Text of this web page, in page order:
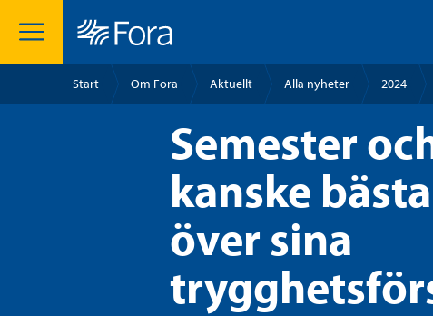
Start Om Fora Aktuellt Alla nyheter 2024
Semester
kanske
över sina